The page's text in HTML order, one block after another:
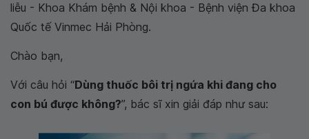
liễu - Khoa Khám bệnh & Nội khoa - Bệnh viện Đa khoa
Quốc tế Vinmec Hải Phòng.
Chào bạn,
Với câu hỏi “Dùng thuốc bôi trị ngứa khi đang cho
con bú được không?”, bác sĩ xin giải đáp như sau: